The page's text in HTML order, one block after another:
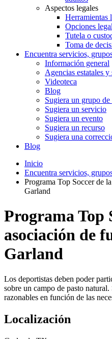
Aspectos legales
Herramientas
Opciones
Tutela o
Toma de
Encuentra servicios,
Información general
Agencias estatales
Videoteca
Blog
Sugiera un grupo de
Sugiera un servicio
Sugiera un evento
Sugiera un recurso
Sugiera una
Blog
Inicio
Encuentra servicios,
Programa Top Soccer de
Garland
Programa Top
asociación de
Garland
Los deportistas deben poder
sobre un campo de pasto
razonables en función de las
Localización